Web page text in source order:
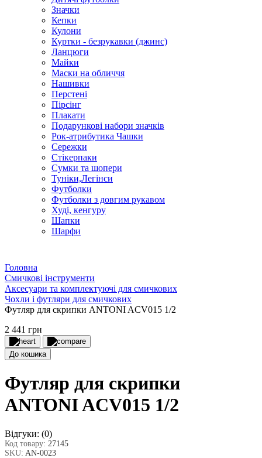
Значки
Кепки
Кулони
Куртки - безрукавки (джинс)
Ланцюги
Майки
Маски на обличчя
Нашивки
Перстені
Пірсінг
Плакати
Подарункові набори значків
Рок-атрибутика Чашки
Сережки
Стікерпаки
Сумки та шопери
Туніки,Легінси
Футболки
Футболки з довгим рукавом
Худі, кенгуру
Шапки
Шарфи
Головна
Смичкові інструменти
Аксесуари та комплектуючі для смичкових
Чохли і футляри для смичкових
Футляр для скрипки ANTONI ACV015 1/2
2 441 грн
До кошика
Футляр для скрипки
ANTONI ACV015 1/2
Відгуки: (0)
Код товару: 27145
SKU: AN-0023